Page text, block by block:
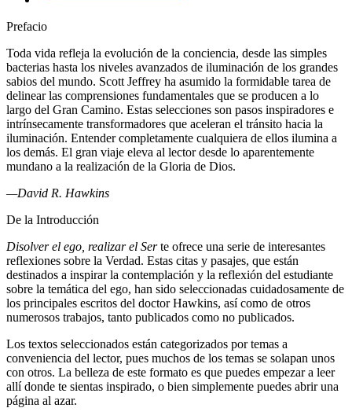
Prefacio
Toda vida refleja la evolución de la conciencia, desde las simples
bacterias hasta los niveles avanzados de iluminación de los grandes
sabios del mundo. Scott Jeffrey ha asumido la formidable tarea de
delinear las comprensiones fundamentales que se producen a lo
largo del Gran Camino. Estas selecciones son pasos inspiradores e
intrínsecamente transformadores que aceleran el tránsito hacia la
iluminación. Entender completamente cualquiera de ellos ilumina a
los demás. El gran viaje eleva al lector desde lo aparentemente
mundano a la realización de la Gloria de Dios.
—David R. Hawkins
De la Introducción
Disolver el ego, realizar el Serte ofrece una serie de interesantes
reflexiones sobre la Verdad. Estas citas y pasajes, que están
destinados a inspirar la contemplación y la reflexión del estudiante
sobre la temática del ego, han sido seleccionadas cuidadosamente de
los principales escritos del doctor Hawkins, así como de otros
numerosos trabajos, tanto publicados como no publicados.
Los textos seleccionados están categorizados por temas a
conveniencia del lector, pues muchos de los temas se solapan unos
con otros. La belleza de este formato es que puedes empezar a leer
allí donde te sientas inspirado, o bien simplemente puedes abrir una
página al azar.